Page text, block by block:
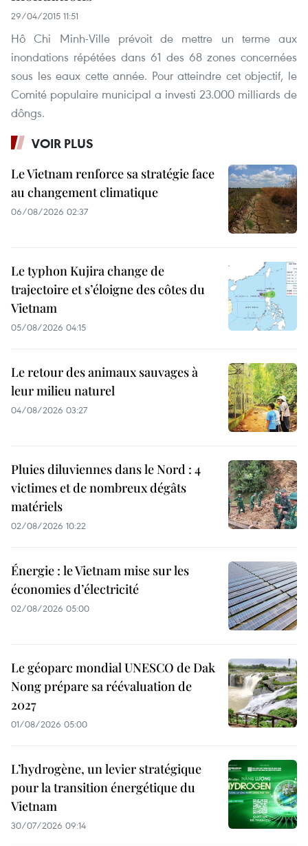
29/04/2015 11:51
Hô Chi Minh-Ville prévoit de mettre un terme aux
inondations répétées dans 61 des 68 zones concernées
sous les eaux cette année. Pour atteindre cet objectif, le
Comité populaire municipal a investi 23.000 milliards de
dôngs.
VOIR PLUS
Le Vietnam renforce sa stratégie face
au changement climatique
06/08/2026 02:37
Le typhon Kujira change de
trajectoire et s’éloigne des côtes du
Vietnam
05/08/2026 04:15
Le retour des animaux sauvages à
leur milieu naturel
04/08/2026 03:27
Pluies diluviennes dans le Nord : 4
victimes et de nombreux dégâts
matériels
02/08/2026 10:22
Énergie : le Vietnam mise sur les
économies d’électricité
02/08/2026 05:00
Le géoparc mondial UNESCO de Dak
Nong prépare sa réévaluation de
2027
01/08/2026 05:00
L’hydrogène, un levier stratégique
pour la transition énergétique du
Vietnam
30/07/2026 09:14